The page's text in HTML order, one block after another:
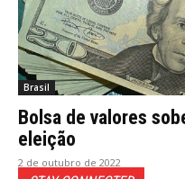
Brasil
Bolsa de valores
eleição
2 de outubro de 2022